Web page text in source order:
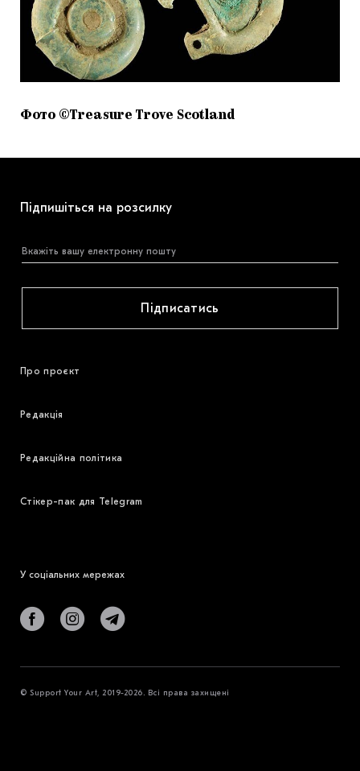
Фото ©Treasure Trove Scotland
Підпишіться на розсилку
Підписатись
Про проєкт
Редакція
Редакційна політика
Стікер-пак для Telegram
У соціальних мережах
© Support Your Art, 2019-2026. Всі права захищені